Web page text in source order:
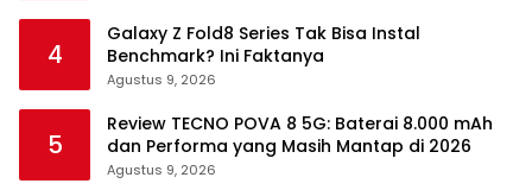
4
Galaxy Z Fold8 Series Tak Bisa Instal
Benchmark? Ini Faktanya
Agustus 9, 2026
5
Review TECNO POVA 8 5G: Baterai 8.000 mAh
dan Performa yang Masih Mantap di 2026
Agustus 9, 2026